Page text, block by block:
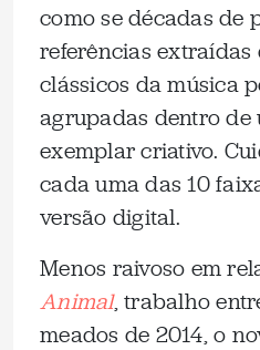
como se décadas de
referências extraídas
clássicos da música
agrupadas dentro de
exemplar criativo.
cada uma das 10
versão digital.
Menos raivoso em
Animal, trabalho
meados de 2014, o